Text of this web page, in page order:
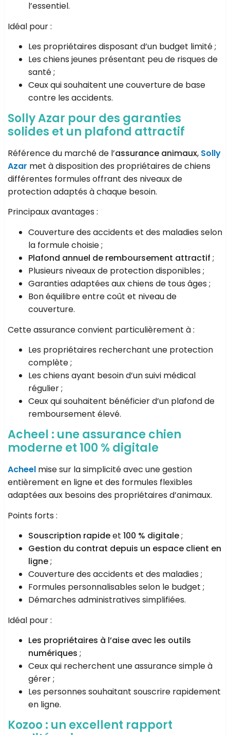
l’essentiel.
Idéal pour :
Les propriétaires disposant d’un budget limité ;
Les chiens jeunes présentant peu de risques de
santé ;
Ceux qui souhaitent une couverture de base
contre les accidents.
Solly Azar pour des garanties
solides et un plafond attractif
Référence du marché de l’assurance animaux, Solly
Azar met à disposition des propriétaires de chiens
différentes formules offrant des niveaux de
protection adaptés à chaque besoin.
Principaux avantages :
Couverture des accidents et des maladies selon
la formule choisie ;
Plafond annuel de remboursement attractif ;
Plusieurs niveaux de protection disponibles ;
Garanties adaptées aux chiens de tous âges ;
Bon équilibre entre coût et niveau de
couverture.
Cette assurance convient particulièrement à :
Les propriétaires recherchant une protection
complète ;
Les chiens ayant besoin d’un suivi médical
régulier ;
Ceux qui souhaitent bénéficier d’un plafond de
remboursement élevé.
Acheel : une assurance chien
moderne et 100 % digitale
Acheel mise sur la simplicité avec une gestion
entièrement en ligne et des formules flexibles
adaptées aux besoins des propriétaires d’animaux.
Points forts :
Souscription rapideet 100 % digitale;
Gestion du contrat depuis un espace client en
ligne;
Couverture des accidents et des maladies ;
Formules personnalisables selon le budget ;
Démarches administratives simplifiées.
Idéal pour :
Les propriétaires à l’aise avec les outils
numériques ;
Ceux qui recherchent une assurance simple à
gérer ;
Les personnes souhaitant souscrire rapidement
en ligne.
Kozoo : un excellent rapport